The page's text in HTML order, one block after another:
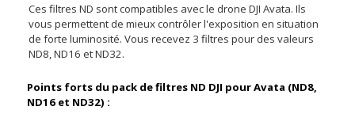
Ces filtres ND sont compatibles avec le drone DJI Avata. Ils
vous permettent de mieux contrôler l'exposition en situation
de forte luminosité. Vous recevez 3 filtres pour des valeurs
ND8, ND16 et ND32.
Points forts du pack de filtres ND DJI pour Avata (ND8,
ND16 et ND32) :